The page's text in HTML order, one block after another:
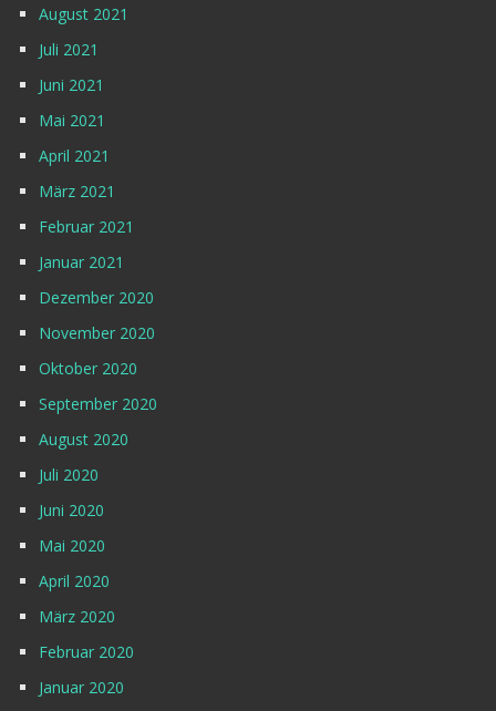
August 2021
Juli 2021
Juni 2021
Mai 2021
April 2021
März 2021
Februar 2021
Januar 2021
Dezember 2020
November 2020
Oktober 2020
September 2020
August 2020
Juli 2020
Juni 2020
Mai 2020
April 2020
März 2020
Februar 2020
Januar 2020